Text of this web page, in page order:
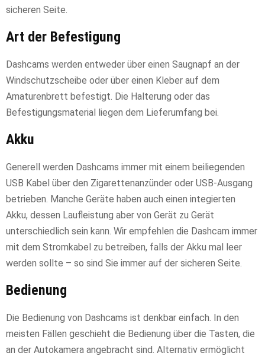
sicheren Seite.
Art der Befestigung
Dashcams werden entweder über einen Saugnapf an der
Windschutzscheibe oder über einen Kleber auf dem
Amaturenbrett befestigt. Die Halterung oder das
Befestigungsmaterial liegen dem Lieferumfang bei.
Akku
Generell werden Dashcams immer mit einem beiliegenden
USB Kabel über den Zigarettenanzünder oder USB-Ausgang
betrieben. Manche Geräte haben auch einen integierten
Akku, dessen Laufleistung aber von Gerät zu Gerät
unterschiedlich sein kann. Wir empfehlen die Dashcam immer
mit dem Stromkabel zu betreiben, falls der Akku mal leer
werden sollte – so sind Sie immer auf der sicheren Seite.
Bedienung
Die Bedienung von Dashcams ist denkbar einfach. In den
meisten Fällen geschieht die Bedienung über die Tasten, die
an der Autokamera angebracht sind. Alternativ ermöglicht